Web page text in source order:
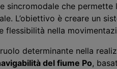
sincromodale che
L’obiettivo è creare un
flessibilità nella
determinante nella
del fiume Po,